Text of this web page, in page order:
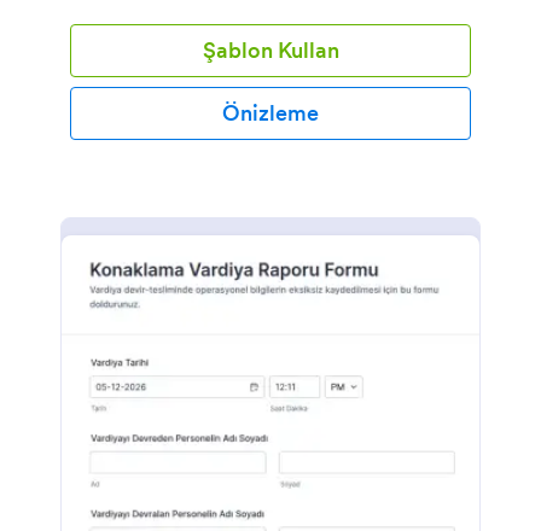
Şablon Kullan
Önizleme